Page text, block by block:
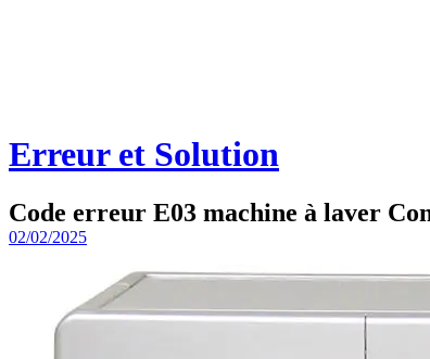
Erreur et Solution
Code erreur E03 machine à laver
02/02/2025